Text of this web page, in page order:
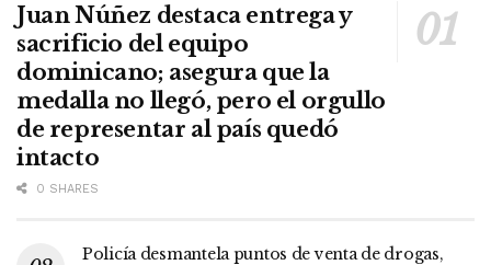
Juan Núñez destaca entrega y
sacrificio del equipo
dominicano; asegura que la
medalla no llegó, pero el orgullo
de representar al país quedó
intacto
0 SHARES
Policía desmantela puntos de venta de drogas,